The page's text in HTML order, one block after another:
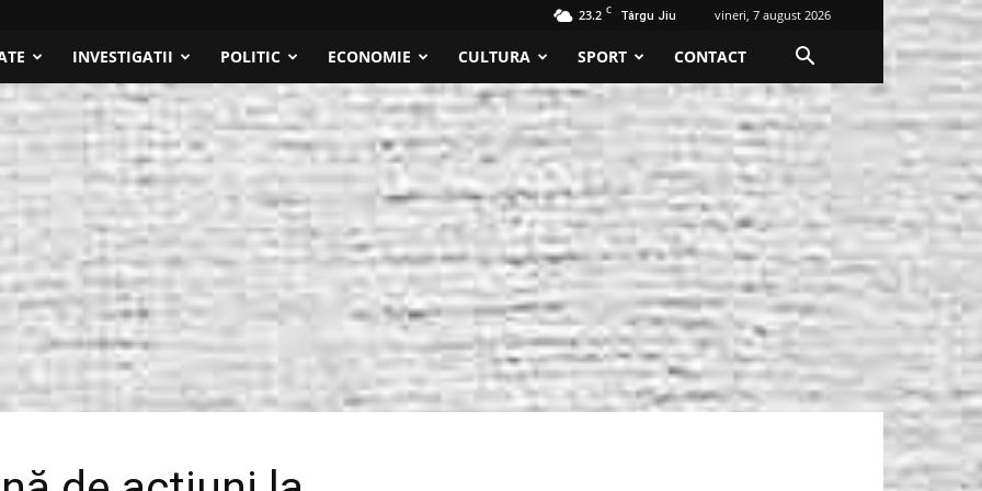
23.2 C Târgu Jiu vineri, 7 august 2026
INVESTIGATII POLITIC ECONOMIE CULTURA SPORT CONTACT